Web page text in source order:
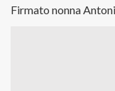
Firmato nonna